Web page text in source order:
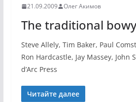
21.09.2009 Олег Акимов
The traditional
Steve Allely, Tim Baker, Paul
Ron Hardcastle, Jay Massey, John
d’Arc Press
Читайте далее